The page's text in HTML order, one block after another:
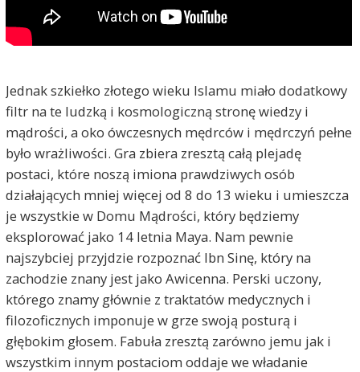
Jednak szkiełko złotego wieku Islamu miało dodatkowy
filtr na te ludzką i kosmologiczną stronę wiedzy i
mądrości, a oko ówczesnych mędrców i mędrczyń pełne
było wrażliwości. Gra zbiera zresztą całą plejadę
postaci, które noszą imiona prawdziwych osób
działających mniej więcej od 8 do 13 wieku i umieszcza
je wszystkie w Domu Mądrości, który będziemy
eksplorować jako 14 letnia Maya. Nam pewnie
najszybciej przyjdzie rozpoznać Ibn Sinę, który na
zachodzie znany jest jako Awicenna. Perski uczony,
którego znamy głównie z traktatów medycznych i
filozoficznych imponuje w grze swoją posturą i
głębokim głosem. Fabuła zresztą zarówno jemu jak i
wszystkim innym postaciom oddaje we władanie